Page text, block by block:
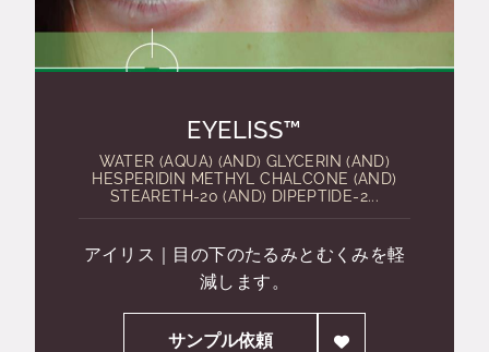
EYELISS™
WATER (AQUA) (AND) GLYCERIN (AND)
HESPERIDIN METHYL CHALCONE (AND)
STEARETH-20 (AND) DIPEPTIDE-2...
アイリス｜目の下のたるみとむくみを軽
減します。
サンプル依頼